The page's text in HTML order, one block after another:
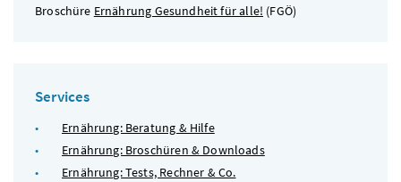
Broschüre Ernährung Gesundheit für alle! (FGÖ)
Services
Ernährung: Beratung & Hilfe
Ernährung: Broschüren & Downloads
Ernährung: Tests, Rechner & Co.